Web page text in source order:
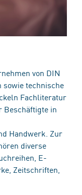
von DIN
technische
Fachliteratur
Beschäftigte in
Handwerk. Zur
diverse
E-
Zeitschriften,